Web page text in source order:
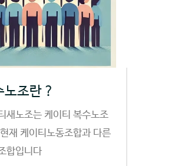
노조란 ?
새노조는 케이티 복수노조
재 케이티노동조합과 다른
합입니다